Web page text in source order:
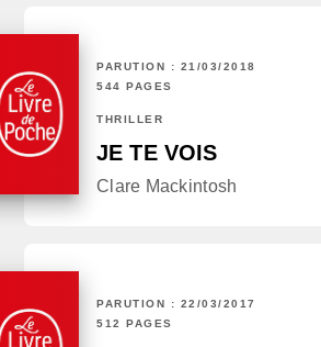
PARUTION : 21/03/2018
544 PAGES
THRILLER
JE TE VOIS
Clare Mackintosh
PARUTION : 22/03/2017
512 PAGES